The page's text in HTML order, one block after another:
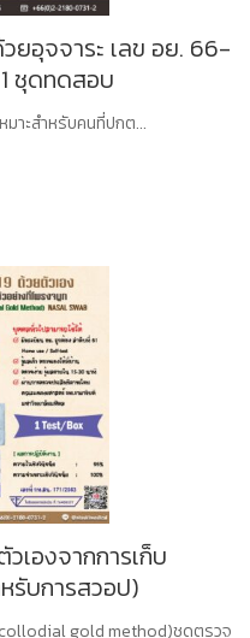
ยอุจจาระ เลข อย. 66-
ชุดทดสอบ
มาะสำหรับคนที่ปกต...
เองจากการเก็บ
รับการสวอป)
gold method)ชุดตรวจ